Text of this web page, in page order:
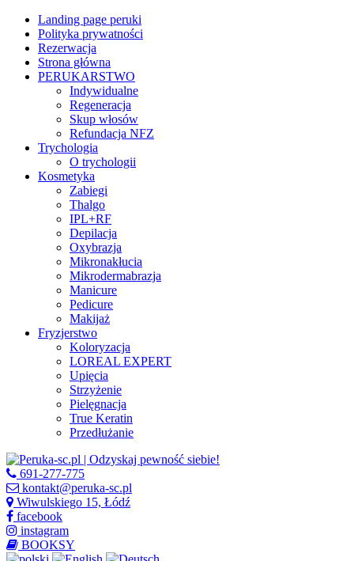
Landing page peruki
Polityka prywatności
Rezerwacja
Strona główna
PERUKARSTWO
Indywidualne
Regeneracja
Skup włosów
Refundacja NFZ
Trychologia
O trychologii
Kosmetyka
Zabiegi
Thalgo
IPL+RF
Depilacja
Oxybrazja
Mikronakłucia
Mikrodermabrazja
Manicure
Pedicure
Makijaż
Fryzjerstwo
Koloryzacja
LOREAL EXPERT
Upięcia
Strzyżenie
Pielęgnacja
True Keratin
Przedłużanie
691-277-775
kontakt@peruka-sc.pl
Wiwulskiego 15, Łódź
facebook
instagram
BOOKSY